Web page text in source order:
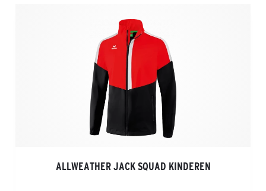
ALLWEATHER JACK SQUAD KINDEREN